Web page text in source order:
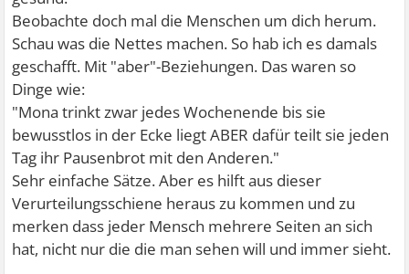
Beobachte doch mal die Menschen um dich herum.
Schau was die Nettes machen. So hab ich es damals
geschafft. Mit "aber"-Beziehungen. Das waren so
Dinge wie:
"Mona trinkt zwar jedes Wochenende bis sie
bewusstlos in der Ecke liegt ABER dafür teilt sie jeden
Tag ihr Pausenbrot mit den Anderen."
Sehr einfache Sätze. Aber es hilft aus dieser
Verurteilungsschiene heraus zu kommen und zu
merken dass jeder Mensch mehrere Seiten an sich
hat, nicht nur die die man sehen will und immer sieht.